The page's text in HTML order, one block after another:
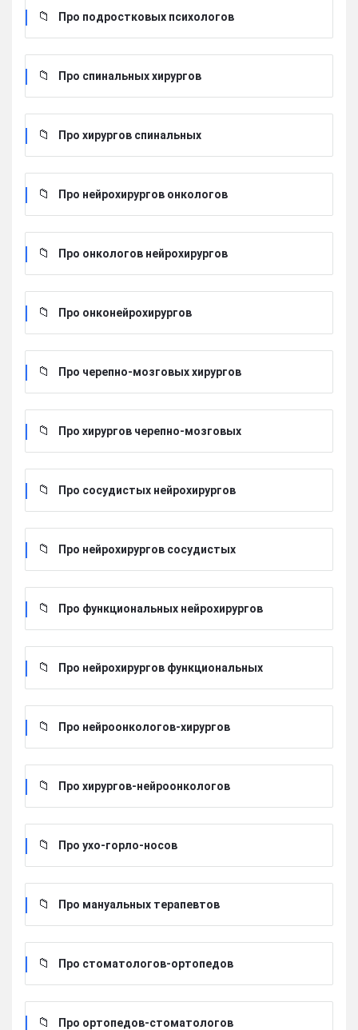
Про подростковых психологов
Про спинальных хирургов
Про хирургов cпинальных
Про нейрохирургов онкологов
Про онкологов нейрохирургов
Про онконейрохирургов
Про черепно-мозговых хирургов
Про хирургов черепно-мозговых
Про сосудистых нейрохирургов
Про нейрохирургов сосудистых
Про функциональных нейрохирургов
Про нейрохирургов функциональных
Про нейроонкологов-хирургов
Про хирургов-нейроонкологов
Про ухо-горло-носов
Про мануальных терапевтов
Про стоматологов-ортопедов
Про ортопедов-стоматологов